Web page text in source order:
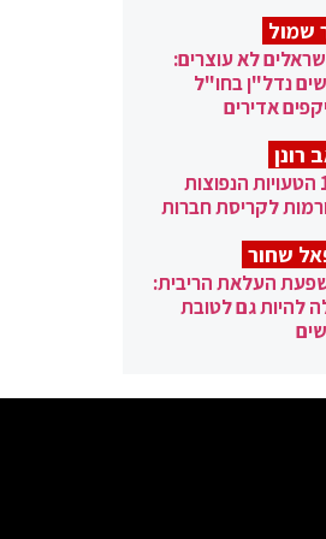
שמול
לא עוצרים:
נדל"ן בחו"ל
אדירים
רונן
: 10 הטעויות הנפוצות
לקריסת חברות
שחור
העלאת הריבית:
להיות גם לטובת